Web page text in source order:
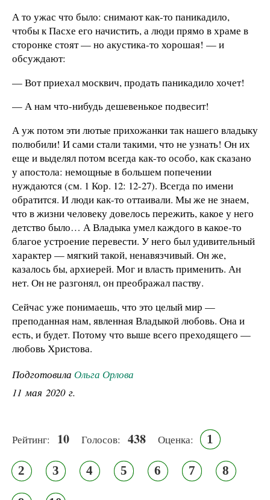
А то ужас что было: снимают как-то паникадило,
чтобы к Пасхе его начистить, а люди прямо в храме в
сторонке стоят — но акустика-то хорошая! — и
обсуждают:
— Вот приехал москвич, продать паникадило хочет!
— А нам что-нибудь дешевенькое подвесит!
А уж потом эти лютые прихожанки так нашего владыку
полюбили! И сами стали такими, что не узнать! Он их
еще и выделял потом всегда как-то особо, как сказано
у апостола: немощные в большем попечении
нуждаются (см. 1 Кор. 12: 12-27). Всегда по имени
обратится. И люди как-то оттаивали. Мы же не знаем,
что в жизни человеку довелось пережить, какое у него
детство было… А Владыка умел каждого в какое-то
благое устроение перевести. У него был удивительный
характер — мягкий такой, ненавязчивый. Он же,
казалось бы, архиерей. Мог и власть применить. Ан
нет. Он не разгонял, он преображал паству.
Сейчас уже понимаешь, что это целый мир —
преподанная нам, явленная Владыкой любовь. Она и
есть, и будет. Потому что выше всего преходящего —
любовь Христова.
Подготовила Ольга Орлова
11 мая 2020 г.
Рейтинг: 10 Голосов: 438 Оценка: 1
2 3 4 5 6 7 8